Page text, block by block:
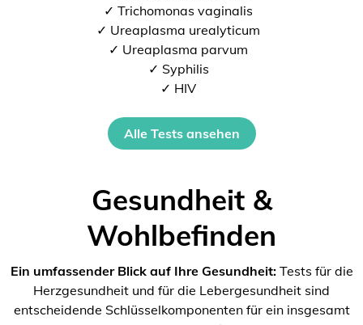
✓ Trichomonas vaginalis
✓ Ureaplasma urealyticum
✓ Ureaplasma parvum
✓ Syphilis
✓ HIV
Alle Tests ansehen
Gesundheit &
Wohlbefinden
Ein umfassender Blick auf Ihre Gesundheit:Tests für die
Herzgesundheit und für die Lebergesundheit sind
entscheidende Schlüsselkomponenten für ein insgesamt